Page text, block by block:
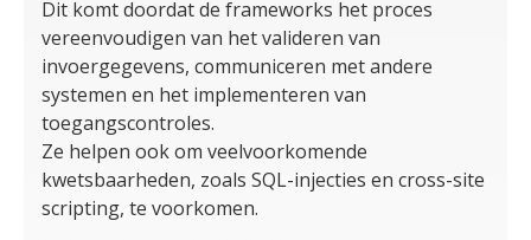
Dit komt doordat de frameworks het proces
vereenvoudigen van het valideren van
invoergegevens, communiceren met andere
systemen en het implementeren van
toegangscontroles.
Ze helpen ook om veelvoorkomende
kwetsbaarheden, zoals SQL-injecties en cross-site
scripting, te voorkomen.